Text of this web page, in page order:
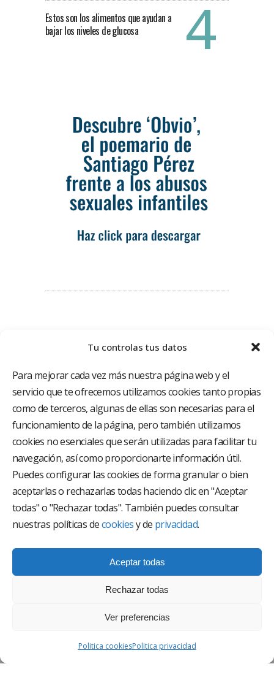
Tu controlas tus datos
Para mejorar cada vez más nuestra página web y el
servicio que te ofrecemos utilizamos cookies tanto propias
como de terceros, algunas de ellas son necesarias para el
funcionamiento de la página, pero también utilizamos
cookies no esenciales que serán utilizadas para facilitar tu
navegación, así como proporcionarte información útil.
Puedes configurar las cookies de forma granular o bien
aceptarlas o rechazarlas todas haciendo clic en "Aceptar
todas" o "Rechazar todas". También puedes consultar
nuestras políticas decookiesy de privacidad.
Aceptar todas
Rechazar todas
Ver preferencias
Politica cookiesPolitica privacidad
Estos son los alimentos que ayudan a
bajar los niveles de glucosa
El Grupo Hospitalario HLA es uno de los proveedores
hospitalarios con mayor presencia en España, creado
con el objetivo de proporcionar el acceso a una
asistencia sanitaria de alto nivel. Nuestra red asistencial
está compuesta por 18 hospitales y 37 centros médicos
multiespecialidad.
Síguenos en
POLÍTICA DE PRIVACIDAD